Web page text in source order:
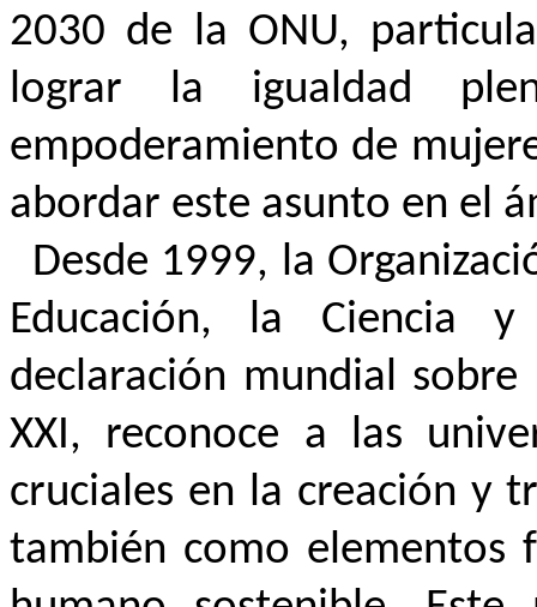
2030 de la ONU,
lograr la igualdad
empoderamiento de
abordar este asunto en el
Desde 1999, la
Educación, la Ciencia
declaración mundial
XXI, reconoce a las
cruciales en la creación y
también como elementos